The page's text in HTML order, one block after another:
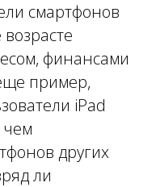
смартфонов
финансами
пример,
iPad
чем
других
ли